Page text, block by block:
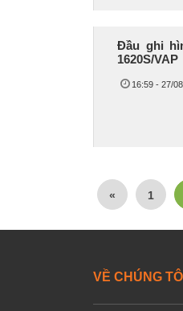
Đầu ghi
1620S/VAP
16:59 - 27/
« 1
VỀ CHÚNG TÔI